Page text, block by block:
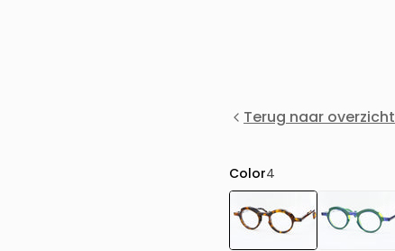
Terug naar overzicht
Color4